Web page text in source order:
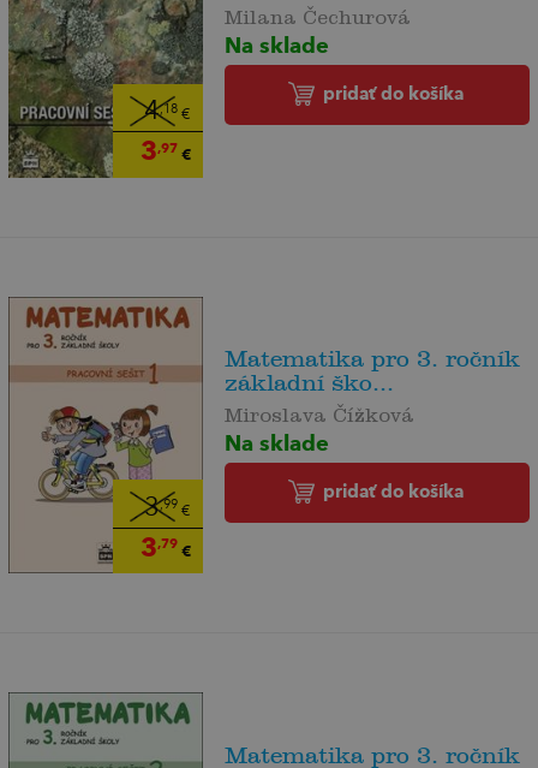
4,18€
3,97 €
Milana Čechurová
Na sklade
pridať do košíka
3,99 €
3,79 €
Matematika pro 3. ročník
základní ško...
Miroslava Čížková
Na sklade
pridať do košíka
Matematika pro 3. ročník